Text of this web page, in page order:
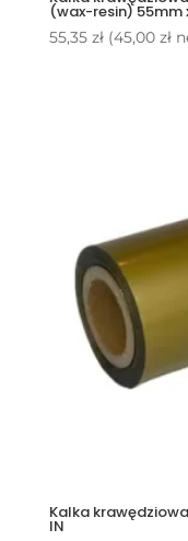
(wax-resin) 55mm
55,35 zł (45,00 zł
Kalka krawędziowa
IN